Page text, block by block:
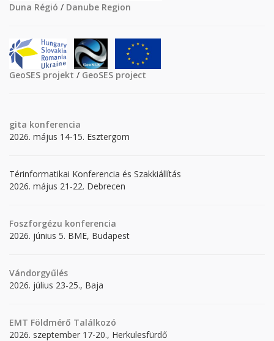
Duna Régió / Danube Region
GeoSES projekt / GeoSES project
gita konferencia
2026. május 14-15. Esztergom
Térinformatikai Konferencia és Szakkiállítás
2026. május 21-22. Debrecen
Foszforgézu konferencia
2026. június 5. BME, Budapest
Vándorgyűlés
2026. július 23-25., Baja
EMT Földmérő Találkozó
2026. szeptember 17-20., Herkulesfürdő